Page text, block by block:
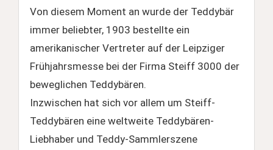
Von diesem Moment an wurde der Teddybär
immer beliebter, 1903 bestellte ein
amerikanischer Vertreter auf der Leipziger
Frühjahrsmesse bei der Firma Steiff 3000 der
beweglichen Teddybären.
Inzwischen hat sich vor allem um Steiff-
Teddybären eine weltweite Teddybären-
Liebhaber und Teddy-Sammlerszene